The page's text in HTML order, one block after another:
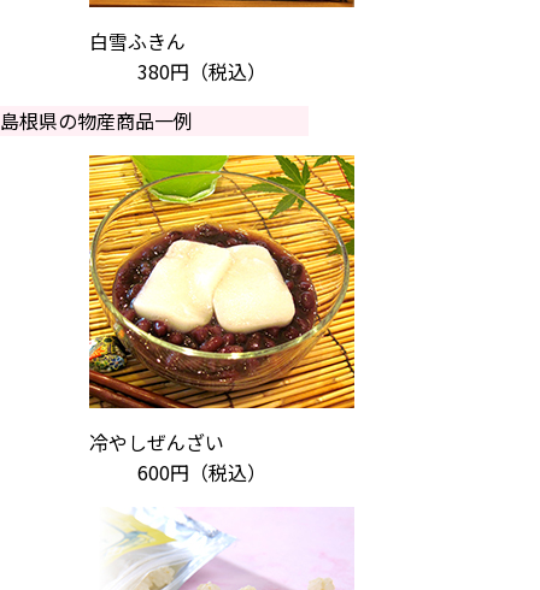
白雪ふきん
380円 （税込）
島根県の物産商品一例
冷やしぜんざい
600円 （税込）